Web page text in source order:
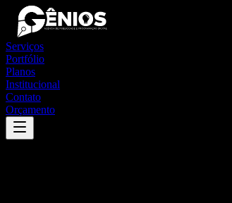
Serviços
Portfólio
Planos
Institucional
Contato
Orçamento